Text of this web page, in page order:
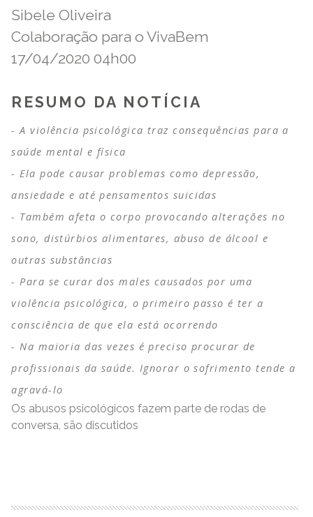
Sibele Oliveira
Colaboração para o VivaBem
17/04/2020 04h00
RESUMO DA NOTÍCIA
A violência psicológica traz consequências para a
saúde mental e física
Ela pode causar problemas como depressão,
ansiedade e até pensamentos suicidas
Também afeta o corpo provocando alterações no
sono, distúrbios alimentares, abuso de álcool e
outras substâncias
Para se curar dos males causados por uma
violência psicológica, o primeiro passo é ter a
consciência de que ela está ocorrendo
Na maioria das vezes é preciso procurar de
profissionais da saúde. Ignorar o sofrimento tende a
agravá-lo
Os abusos psicológicos fazem parte de rodas de
conversa, são discutidos